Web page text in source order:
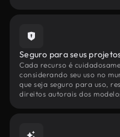
Seguro para seus
Cada recurso é
considerando seu uso no
que seja seguro para uso,
direitos autorais dos